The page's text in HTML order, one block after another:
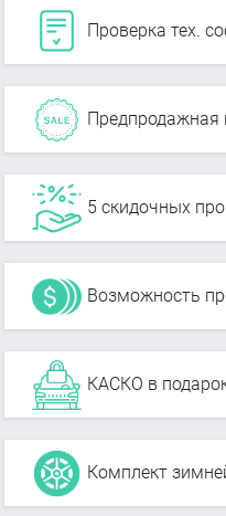
Проверка тех.
Предпродажная
5 скидочных
Возможность
КАСКО в
Комплект